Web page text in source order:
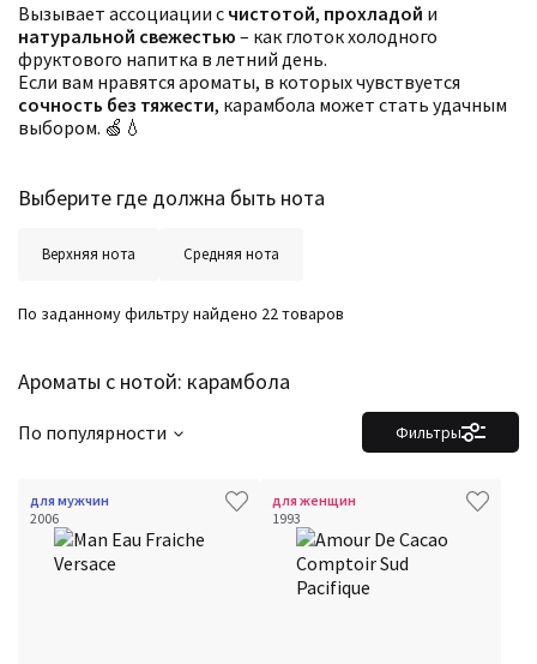
Вызывает ассоциации с чистотой, прохладой и
натуральной свежестью – как глоток холодного
фруктового напитка в летний день.
Если вам нравятся ароматы, в которых чувствуется
сочность без тяжести, карамбола может стать удачным
выбором. 🍏💧
Выберите где должна быть нота
Верхняя нота Средняя нота
Ароматы с нотой: карамбола
По заданному фильтру найдено 22 товаров
Фильтры
По популярности
для мужчин
2006
для женщин
1993